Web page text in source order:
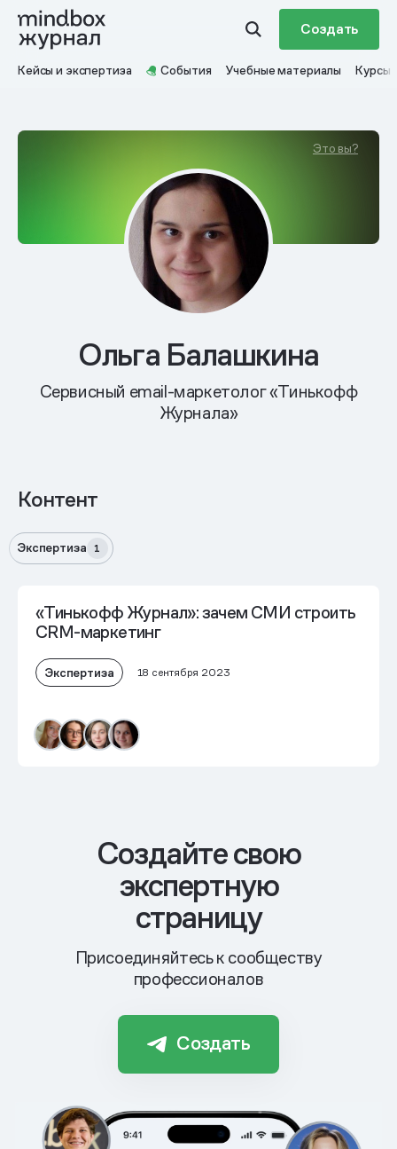
Создать
Кейсы и экспертиза События Учебные материалы Курсы
Это вы?
Ольга Балашкина
Сервисный email-маркетолог «Тинькофф
Журнала»
Контент
Экспертиза 1
«Тинькофф Журнал»: зачем СМИ строить
CRM-маркетинг
Экспертиза 18 сентября 2023
Cоздайте свою
экспертную
страницу
Присоединяйтесь к сообществу
профессионалов
Создать